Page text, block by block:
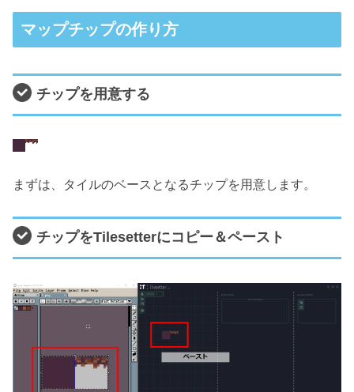
マップチップの作り方
チップを用意する
まずは、タイルのベースとなるチップを用意します。
チップをTilesetterにコピー＆ペースト